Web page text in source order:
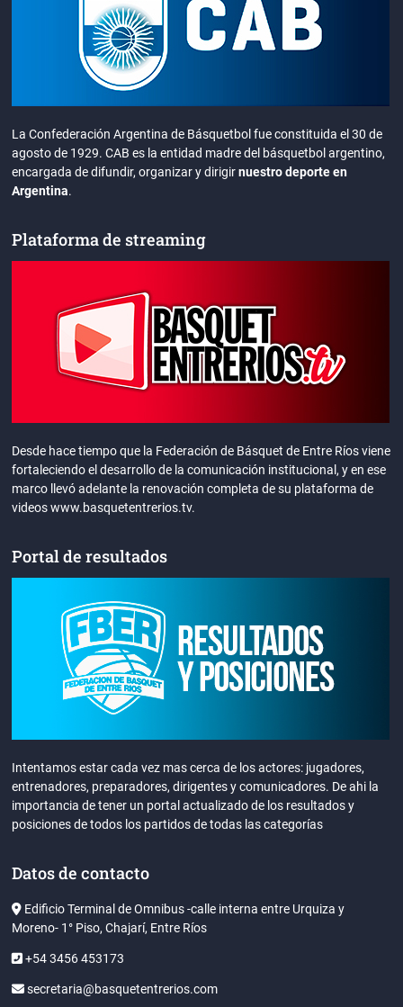
La Confederación Argentina de Básquetbol fue constituida el 30 de
agosto de 1929. CAB es la entidad madre del básquetbol argentino,
encargada de difundir, organizar y dirigirnuestro deporte en
Argentina.
Plataforma de streaming
Desde hace tiempo que la Federación de Básquet de Entre Ríos viene
fortaleciendo el desarrollo de la comunicación institucional, y en ese
marco llevó adelante la renovación completa de su plataforma de
videos www.basquetentrerios.tv.
Portal de resultados
Intentamos estar cada vez mas cerca de los actores: jugadores,
entrenadores, preparadores, dirigentes y comunicadores. De ahi la
importancia de tener un portal actualizado de los resultados y
posiciones de todos los partidos de todas las categorías
Datos de contacto
Edificio Terminal de Omnibus -calle interna entre Urquiza y
Moreno- 1° Piso, Chajarí, Entre Ríos
+54 3456 453173
secretaria@basquetentrerios.com